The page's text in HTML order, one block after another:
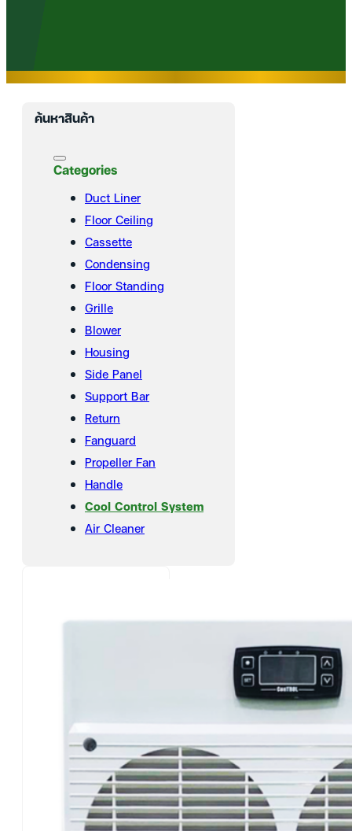
ค้นหาสินค้า
Categories
Duct Liner
Floor Ceiling
Cassette
Condensing
Floor Standing
Grille
Blower
Housing
Side Panel
Support Bar
Return
Fanguard
Propeller Fan
Handle
Cool Control System
Air Cleaner